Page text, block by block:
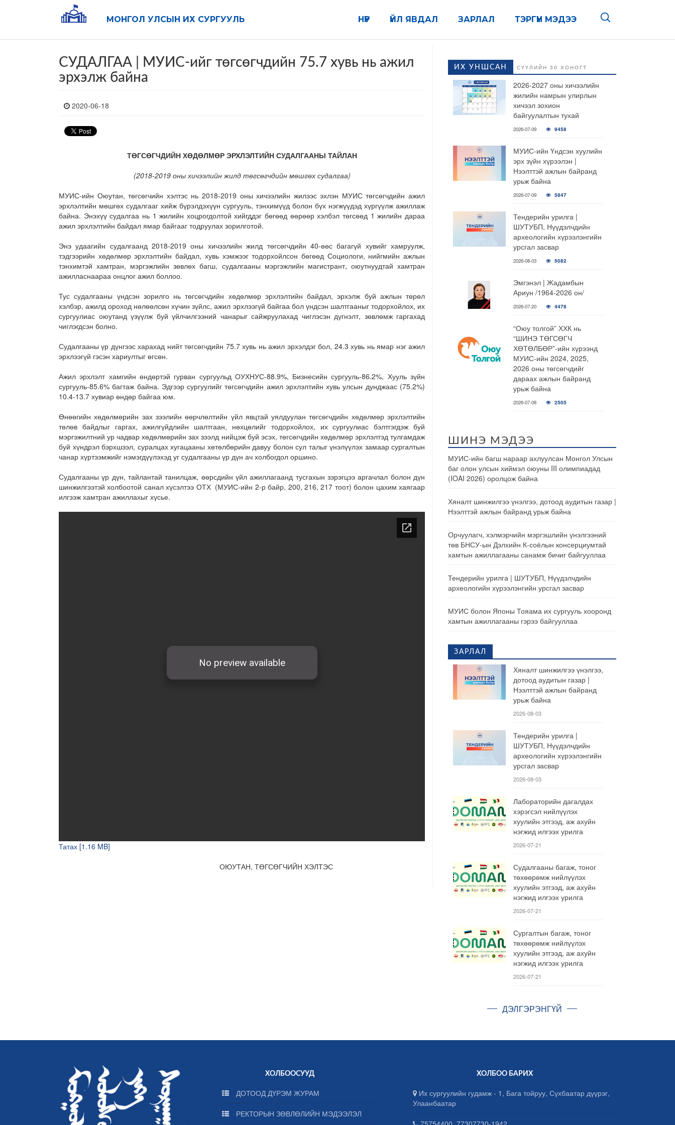
МОНГОЛ УЛСЫН ИХ СУРГУУЛЬ ТЭРГҮҮН МЭДЭЭ
ЗАРЛАЛ
ҮЙЛ ЯВДАЛ
НҮҮР
СУДАЛГАА | МУИС-ийг төгсөгчдийн 75.7 хувь нь ажил
эрхэлж байна
2020-06-18
ТӨГСӨГЧДИЙН ХӨДӨЛМӨР ЭРХЛЭЛТИЙН СУДАЛГААНЫ ТАЙЛАН
(2018-2019 оны хичээлийн жилд төгсөгчдийн мөшгөх судалгаа)
МУИС-ийн Оюутан, төгсөгчийн хэлтэс нь 2018-2019 оны хичээлийн жилээс эхлэн МУИС төгсөгчдийн ажил
эрхлэлтийн мөшгөх судалгааг хийж бүрэлдэхүүн сургууль, тэнхимүүд болон бүх нэгжүүдэд хүргүүлж ажиллаж
байна. Энэхүү судалгаа нь 1 жилийн хоцрогдолтой хийгддэг бөгөөд өөрөөр хэлбэл төгсөөд 1 жилийн дараа
ажил эрхлэлтийн байдал ямар байгааг тодруулах зорилготой.
Энэ удаагийн судалгаанд 2018-2019 оны хичээлийн жилд төгсөгчдийн 40-өөс багагүй хувийг хамруулж,
тэдгээрийн хөдөлмөр эрхлэлтийн байдал, хувь хэмжээг тодорхойлсон бөгөөд Социологи, нийгмийн ажлын
тэнхимтэй хамтран, мэргэжлийн зөвлөх багш, судалгааны мэргэжлийн магистрант, оюутнуудтай хамтран
ажилласнаараа онцлог ажил боллоо.
Тус судалгааны үндсэн зорилго нь төгсөгчдийн хөдөлмөр эрхлэлтийн байдал, эрхэлж буй ажлын төрөл
хэлбэр, ажилд ороход нөлөөлсөн хүчин зүйлс, ажил эрхлээгүй байгаа бол үндсэн шалтгааныг тодорхойлох, их
сургуулиас оюутанд үзүүлж буй үйлчилгээний чанарыг сайжруулахад чиглэсэн дүгнэлт, зөвлөмж гаргахад
чиглэгдсэн болно.
Судалгааны үр дүнгээс харахад нийт төгсөгчдийн 75.7 хувь нь ажил эрхэлдэг бол, 24.3 хувь нь ямар нэг ажил
эрхлээгүй гэсэн хариултыг өгсөн.
Ажил эрхлэлт хамгийн өндөртэй гурван сургуульд ОУХНУС-88.9%, Бизнесийн сургууль-86.2%, Хууль зүйн
сургууль-85.6% багтаж байна. Эдгээр сургуулийг төгсөгчдийн ажил эрхлэлтийн хувь улсын дунджаас (75.2%)
10.4-13.7 хувиар өндөр байгаа юм.
Өнөөгийн хөдөлмөрийн зах зээлийн өөрчлөлтийн үйл явцтай уялдуулан төгсөгчдийн хөдөлмөр эрхлэлтийн
төлөв байдлыг гаргах, ажилгүйдлийн шалтгаан, нөхцөлийг тодорхойлох, их сургуулиас бэлтгэгдэж буй
мэргэжилтний ур чадвар хөдөлмөрийн зах зээлд нийцэж буй эсэх, төгсөгчдийн хөдөлмөр эрхлэлтэд тулгамдаж
буй хүндрэл бэрхшээл, суралцах хугацааны хөтөлбөрийн давуу болон сул талыг үнэлүүлэх замаар сургалтын
чанар хүртээмжийг нэмэгдүүлэхэд уг судалгааны үр дүн ач холбогдол оршино.
Судалгааны үр дүн, тайлантай танилцаж, өөрсдийн үйл ажиллагаанд тусгахын зэрэгцээ аргачлал болон дүн
шинжилгээтэй холбоотой санал хүсэлтээ ОТХ (МУИС-ийн 2-р байр, 200, 216, 217 тоот) болон цахим хаягаар
илгээж хамтран ажиллахыг хүсье.
Татах [1.16 MB]
ОЮУТАН, ТӨГСӨГЧИЙН ХЭЛТЭС
ИХ УНШСАН СҮҮЛИЙН 30 ХОНОГТ
2026-2027 оны хичээлийн
жилийн намрын улирлын
хичээл зохион
байгуулалтын тухай
2026-07-09 9458
МУИС-ийн Үндсэн хуулийн
эрх зүйн хүрээлэн |
Нээлттэй ажлын байранд
урьж байна
2026-07-09 5847
Тендерийн урилга |
ШУТУБП, Нүүдэлчдийн
археологийн хүрээлэнгийн
урсгал засвар
2026-08-03 5082
Эмгэнэл | Жадамбын
Ариун /1964-2026 он/
2026-07-20 4478
“Оюу толгой” ХХК нь
“ШИНЭ ТӨГСӨГЧ
ХӨТӨЛБӨР”-ийн хүрээнд
МУИС-ийн 2024, 2025,
2026 оны төгсөгчдийг
дараах ажлын байранд
урьж байна
2026-07-08 2505
ШИНЭ МЭДЭЭ
МУИС-ийн багш нараар ахлуулсан Монгол Улсын
баг олон улсын хиймэл оюуны III олимпиадад
(IOAI 2026) оролцож байна
Хяналт шинжилгээ үнэлгээ, дотоод аудитын газар |
Нээлттэй ажлын байранд урьж байна
Орчуулагч, хэлмэрчийн мэргэшлийн үнэлгээний
төв БНСУ-ын Дэлхийн К-соёлын консерциумтай
хамтын ажиллагааны санамж бичиг байгууллаа
Тендерийн урилга | ШУТУБП, Нүүдэлчдийн
археологийн хүрээлэнгийн урсгал засвар
МУИС болон Японы Тояама их сургууль хооронд
хамтын ажиллагааны гэрээ байгууллаа
ЗАРЛАЛ
Хяналт шинжилгээ үнэлгээ,
дотоод аудитын газар |
Нээлттэй ажлын байранд
урьж байна
2026-08-03
Тендерийн урилга |
ШУТУБП, Нүүдэлчдийн
археологийн хүрээлэнгийн
урсгал засвар
2026-08-03
Лабораторийн дагалдах
хэрэгсэл нийлүүлэх
хуулийн этгээд, аж ахуйн
нэгжид илгээх урилга
2026-07-21
Судалгааны багаж, тоног
төхөөрөмж нийлүүлэх
хуулийн этгээд, аж ахуйн
нэгжид илгээх урилга
2026-07-21
Сургалтын багаж, тоног
төхөөрөмж нийлүүлэх
хуулийн этгээд, аж ахуйн
нэгжид илгээх урилга
2026-07-21
ДЭЛГЭРЭНГҮЙ
ХОЛБООСУУД
ДОТООД ДҮРЭМ ЖУРАМ
РЕКТОРЫН ЗӨВЛӨЛИЙН МЭДЭЭЛЭЛ
ХОЛБОО БАРИХ
Их сургуулийн гудамж - 1, Бага тойруу, Сүхбаатар дүүрэг,
Улаанбаатар